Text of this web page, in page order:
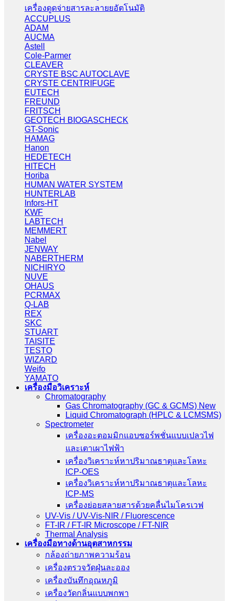
เครื่องดูดจ่ายสารละลายยอัตโนมัติ
ACCUPLUS
ADAM
AUCMA
Astell
Cole-Parmer
CLEAVER
CRYSTE BSC AUTOCLAVE
CRYSTE CENTRIFUGE
EUTECH
FREUND
FRITSCH
GEOTECH BIOGASCHECK
GT-Sonic
HAMAG
Hanon
HEDETECH
HITECH
Horiba
HUMAN WATER SYSTEM
HUNTERLAB
Infors-HT
KWF
LABTECH
MEMMERT
Nabel
JENWAY
NABERTHERM
NICHIRYO
NUVE
OHAUS
PCRMAX
Q-LAB
REX
SKC
STUART
TAISITE
TESTO
WIZARD
Weifo
YAMATO
เครื่องมือวิเคราะห์
Chromatography
Gas Chromatography (GC & GCMS) New
Liquid Chromatograph (HPLC & LCMSMS)
Spectrometer
เครื่องอะตอมมิกแอบซอร์พชั่นแบบเปลวไฟ
และเตาเผาไฟฟ้า
เครื่องวิเคราะห์หาปริมาณธาตุและโลหะ
ICP-OES
เครื่องวิเคราะห์หาปริมาณธาตุและโลหะ
ICP-MS
เครื่องย่อยสลายสารด้วยคลื่นไมโครเวฟ
UV-Vis / UV-Vis-NIR / Fluorescence
FT-IR / FT-IR Microscope / FT-NIR
Thermal Analysis
เครื่องมือทางด้านอุตสาหกรรม
กล้องถ่ายภาพความร้อน
เครื่องตรวจวัดฝุ่นละออง
เครื่องบันทึกอุณหภูมิ
เครื่องวัดกลิ่นแบบพกพา